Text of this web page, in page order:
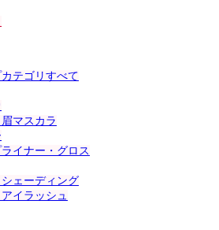
テゴリすべて
マスカラ
イナー・グロス
ェーディング
イラッシュ